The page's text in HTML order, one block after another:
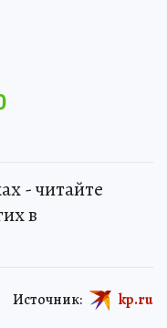
- читайте
в
Источник: kp.ru